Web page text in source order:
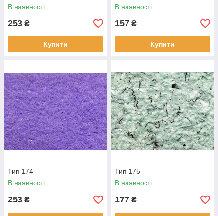
В наявності
253 ₴
Купити
В наявності
157 ₴
Купити
Тип 174
В наявності
253 ₴
Тип 175
В наявності
177 ₴